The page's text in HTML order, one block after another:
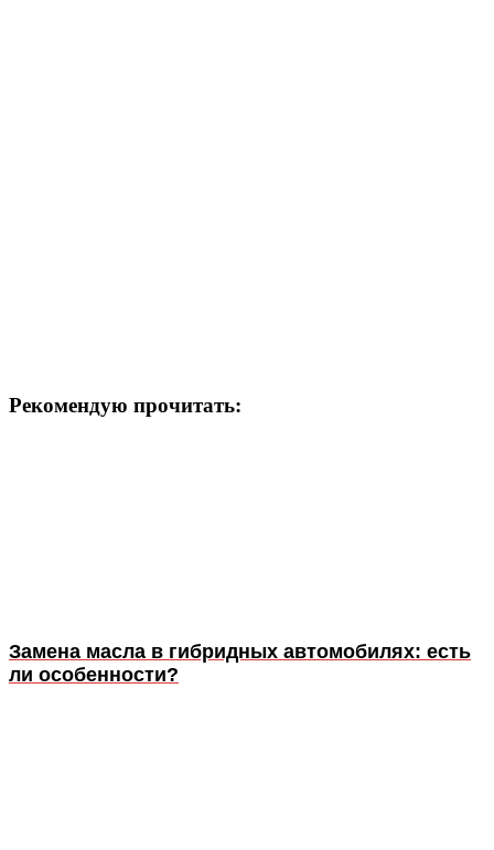
Рекомендую прочитать:
Замена масла в гибридных автомобилях: есть
ли особенности?